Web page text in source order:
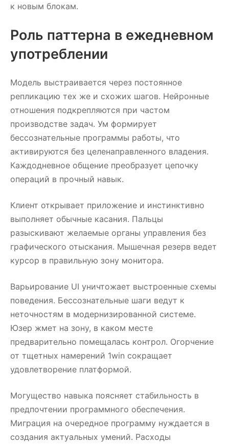
к новым блокам.
Роль паттерна в ежедневном
употреблении
Модель выстраивается через постоянное
репликацию тех же и схожих шагов. Нейронные
отношения подкрепляются при частом
производстве задач. Ум формирует
бессознательные программы работы, что
активируются без целенаправленного владения.
Каждодневное общение преобразует цепочку
операций в прочный навык.
Клиент открывает приложение и инстинктивно
выполняет обычные касания. Пальцы
разыскивают желаемые органы управления без
графического отыскания. Мышечная резерв ведет
курсор в правильную зону монитора.
Варьирование UI уничтожает выстроенные схемы
поведения. Бессознательные шаги ведут к
неточностям в модернизированной системе.
Юзер жмет на зону, в каком месте
предварительно помещалась контрол. Огорчение
от тщетных намерений 1win сокращает
удовлетворение платформой.
Могущество навыка поясняет стабильность в
предпочтении программного обеспечения.
Миграция на очередное программу нуждается в
создания актуальных умений. Расходы